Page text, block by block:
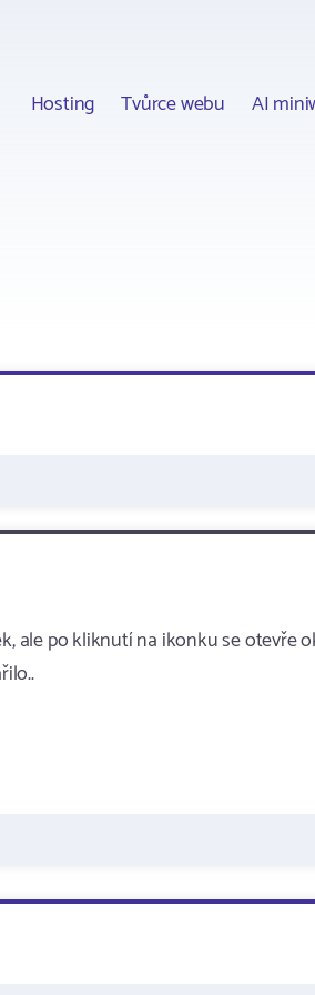
Hosting Tvůrce webu AI
ale po kliknutí na ikonku se otevře